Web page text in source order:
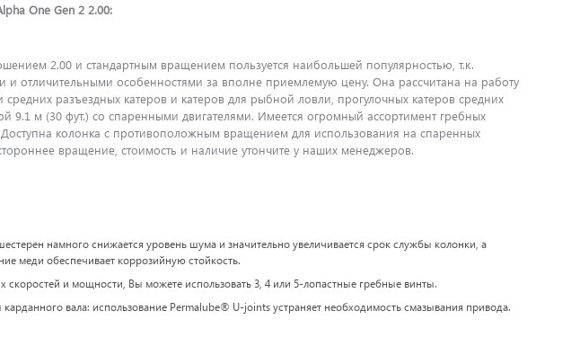
One Gen 2 2.00:
2.00 и стандартным вращением пользуется наибольшей популярностью, т.к.
и отличительными особенностями за вполне приемлемую цену. Она рассчитана на работу
разъездных катеров и катеров для рыбной ловли, прогулочных катеров средних
9.1 м (30 фут.) со спаренными двигателями. Имеется огромный ассортимент гребных
колонка с противоположным вращением для использования на спаренных
вращение, стоимость и наличие утончите у наших менеджеров.
намного снижается уровень шума и значительно увеличивается срок службы колонки, а
меди обеспечивает коррозийную стойкость.
скоростей и мощности, Вы можете использовать 3, 4 или 5-лопастные гребные винты.
вала: использование Permalube® U-joints устраняет необходимость смазывания привода.